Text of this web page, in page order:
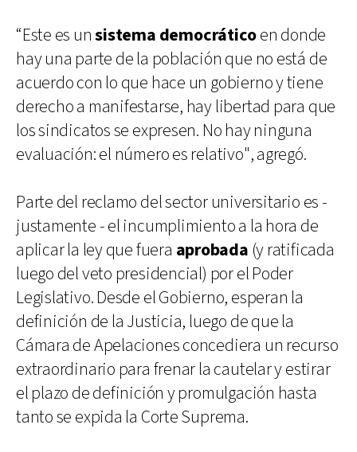
“Este es unsistema democráticoen donde
hay una parte de la población que no está de
acuerdo con lo que hace un gobierno y tiene
derecho a manifestarse, hay libertad para que
los sindicatos se expresen. No hay ninguna
evaluación: el número es relativo", agregó.
Parte del reclamo del sector universitario es -
justamente - el incumplimiento a la hora de
aplicar la ley que fuera aprobada (y ratificada
luego del veto presidencial) por el Poder
Legislativo. Desde el Gobierno, esperan la
definición de la Justicia, luego de que la
Cámara de Apelaciones concediera un recurso
extraordinario para frenar la cautelar y estirar
el plazo de definición y promulgación hasta
tanto se expida la Corte Suprema.